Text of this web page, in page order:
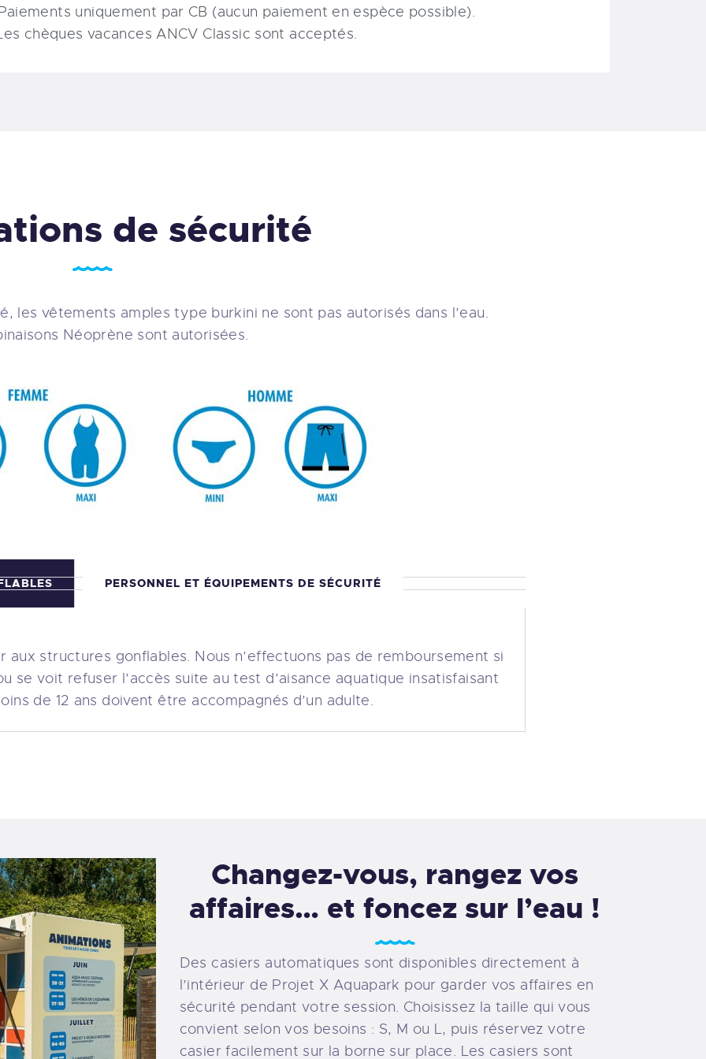
uniquement par CB (aucun paiement en espèce possible).
chèques vacances ANCV Classic sont acceptés.
de sécurité
les vêtements amples type burkini ne sont pas autorisés dans l’eau.
Néoprène sont autorisées.
PERSONNEL ET ÉQUIPEMENTS DE SÉCURITÉ
aux structures gonflables. Nous n’effectuons pas de remboursement si
se voit refuser l’accès suite au test d’aisance aquatique insatisfaisant
de 12 ans doivent être accompagnés d’un adulte.
Changez-vous, rangez vos
affaires… et foncez sur l’eau !
Des casiers automatiques sont disponibles directement à
l’intérieur de Projet X Aquapark pour garder vos affaires en
sécurité pendant votre session. Choisissez la taille qui vous
convient selon vos besoins : S, M ou L, puis réservez votre
casier facilement sur la borne sur place. Les casiers sont